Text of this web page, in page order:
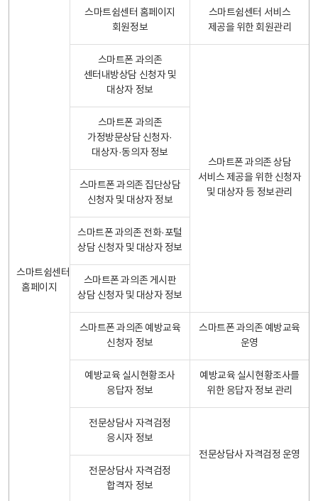
스마트쉼센터
홈페이지
스마트쉼센터 홈페이지
회원정보
스마트쉼센터 서비스
제공을 위한 회원관리
스마트폰 과의존
센터내방상담 신청자 및
대상자 정보
스마트폰 과의존 상담
서비스 제공을 위한 신청자
및 대상자 등 정보관리
스마트폰 과의존
가정방문상담 신청자·
대상자·동의자 정보
스마트폰 과의존 집단상담
신청자 및 대상자 정보
스마트폰 과의존 전화·포털
상담 신청자 및 대상자 정보
스마트폰 과의존 게시판
상담 신청자 및 대상자 정보
스마트폰 과의존 예방교육
신청자 정보
스마트폰 과의존 예방교육
운영
예방교육 실시현황조사
응답자 정보
예방교육 실시현황조사를
위한 응답자 정보 관리
전문상담사 자격검정
응시자 정보
전문상담사 자격검정 운영
전문상담사 자격검정
합격자 정보